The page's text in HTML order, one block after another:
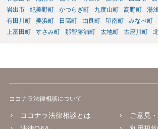
要が出てきます。 あなたと夫との夫婦関係の状況
婦関係は良好なのか、あなたが夫へ嘘をついたの
ないところがあり、実際にどのような対応がベタ
岩出市
紀美野町 かつらぎ町 九度山町 高野町 湯
有田川町
美浜町 日高町 由良町 印南町 みなべ町
上富田町
すさみ町 那智勝浦町 太地町 古座川町
ココナラ法律相談について
ココナラ法律相談とは
ご意見